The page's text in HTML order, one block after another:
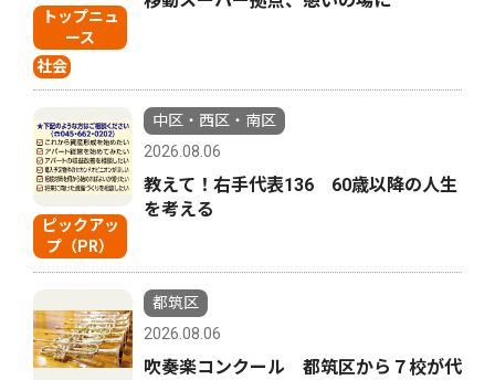
トップニュ
ース
社会
ピックアッ
プ（PR）
中区・西区・南区
2026.08.06
教えて！右手代表136 60歳以降の人生
を考える
都筑区
2026.08.06
吹奏楽コンクール 都筑区から７校が代